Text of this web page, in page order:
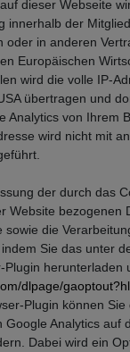
dieser Webseite
innerhalb der
oder in anderen
Europäischen
wird die volle IP-
übertragen und
Analytics von Ihrem
wird nicht mit
der durch das
Website bezogenen
sowie die
Sie das unter
herunterladen
dlpage/
Plugin können Sie
Google Analytics auf
Dabei wird ein